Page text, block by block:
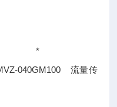
3-0 *
040GM100 流量传